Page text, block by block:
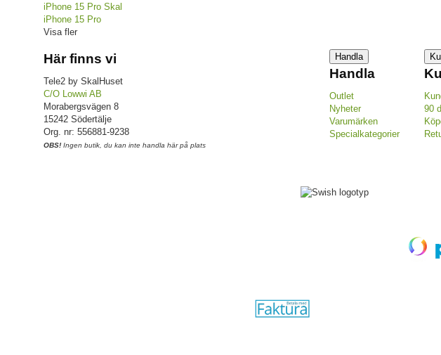
iPhone 15 Pro Skal
iPhone 15 Pro
Visa fler
Här finns vi
Tele2 by SkalHuset
C/O Lowwi AB
Morabergsvägen 8
15242 Södertälje
Org. nr: 556881-9238
OBS! Ingen butik, du kan inte handla här på plats
Handla
Handla
Outlet
Nyheter
Varumärken
Specialkategorier
90